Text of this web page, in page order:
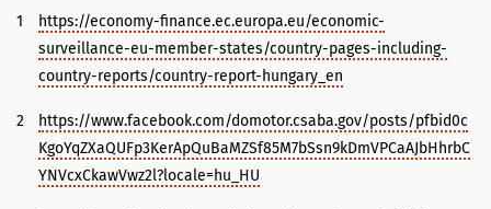
1
https://economy-finance.ec.europa.eu/economic-
surveillance-eu-member-states/country-pages-including-
country-reports/country-report-hungary_en
2
https://www.facebook.com/domotor.csaba.gov/posts/pfbid0c
KgoYqZXaQUFp3KerApQuBaMZSf85M7bSsn9kDmVPCaAJbHhrbC
YNVcxCkawVwz2l?locale=hu_HU